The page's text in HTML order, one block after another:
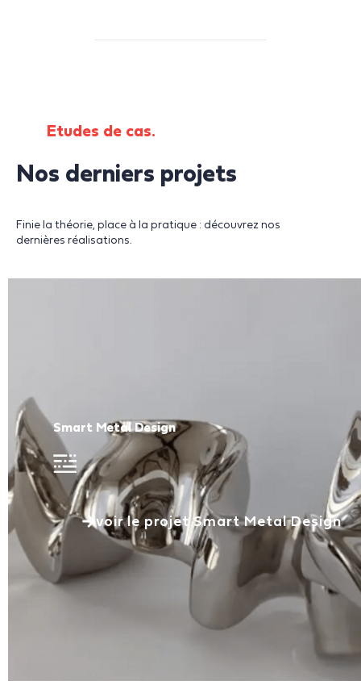
Etudes de cas.
Nos derniers projets
Finie la théorie, place à la pratique : découvrez nos
dernières réalisations.
Smart Metal Design
voir le projet Smart Metal Design